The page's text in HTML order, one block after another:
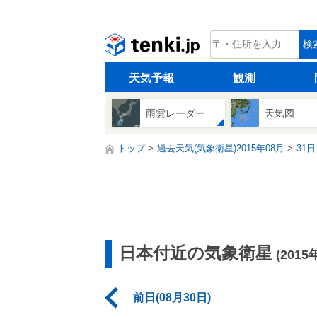
tenki.jp 検
天気予報 観測
雨雲レーダー 天気図
トップ 過去天気(気象衛星)2015年08月 31日
日本付近の気象衛星 (2015
前日(08月30日)